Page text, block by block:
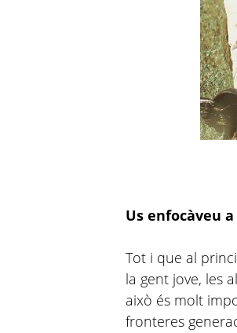
Us enfocàveu
Tot i que al
la gent jove, les
això és molt
fronteres